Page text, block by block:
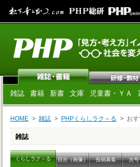
雑誌 書籍 新書 文庫 児童書・ＹＡ
HOME 雑誌 PHPくらしラク～る お
雑誌
くらしラク～る 目次（画像） 投稿募集 次号